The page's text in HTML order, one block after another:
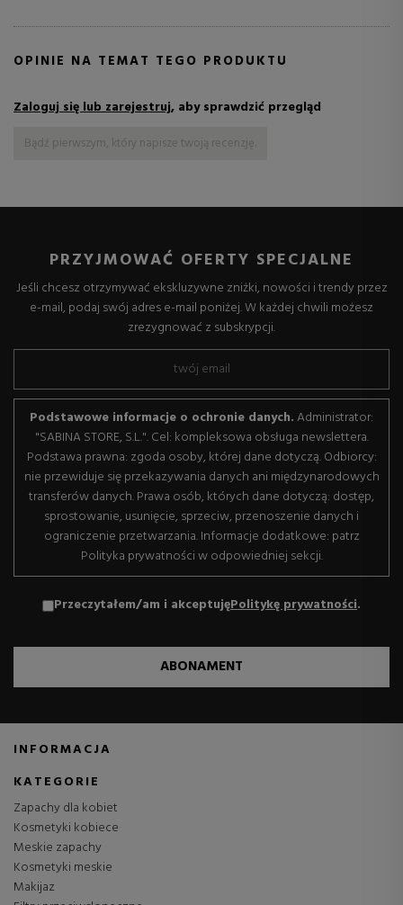
OPINIE NA TEMAT TEGO PRODUKTU
Zaloguj się lub zarejestruj, aby sprawdzić przegląd
Bądź pierwszym, który napisze twoją recenzję.
PRZYJMOWAĆ OFERTY SPECJALNE
Jeśli chcesz otrzymywać ekskluzywne zniżki, nowości i trendy przez
e-mail, podaj swój adres e-mail poniżej. W każdej chwili możesz
zrezygnować z subskrypcji.
Podstawowe informacje o ochronie danych.Administrator:
"SABINA STORE, S.L.". Cel: kompleksowa obsługa newslettera.
Podstawa prawna: zgoda osoby, której dane dotyczą. Odbiorcy:
nie przewiduje się przekazywania danych ani międzynarodowych
transferów danych. Prawa osób, których dane dotyczą: dostęp,
sprostowanie, usunięcie, sprzeciw, przenoszenie danych i
ograniczenie przetwarzania. Informacje dodatkowe: patrz
Polityka prywatności w odpowiedniej sekcji.
Przeczytałem/am i akceptujęPolitykę prywatności.
ABONAMENT
INFORMACJA
KATEGORIE
Zapachy dla kobiet
Kosmetyki kobiece
Meskie zapachy
Kosmetyki meskie
Makijaz